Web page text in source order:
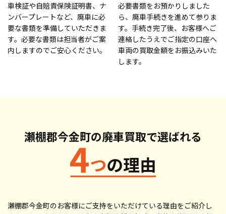
車検証や自賠責保険証明書、ナ
ンバープレートなど、廃車に必
要な書類を準備していただきま
す。必要な書類は担当者がご案
内しますのでご安心ください。
必要書類をお預かりしました
ら、廃車手続きを進めて参りま
す。手続き完了後、お客様へご
連絡したうえでご指定の口座へ
車両の買取金額をお振込みいた
します。
瀬棚郡今金町の廃車買取で選ばれる
瀬棚郡今金町のお客様にご支持をいただけている理由をご紹介し